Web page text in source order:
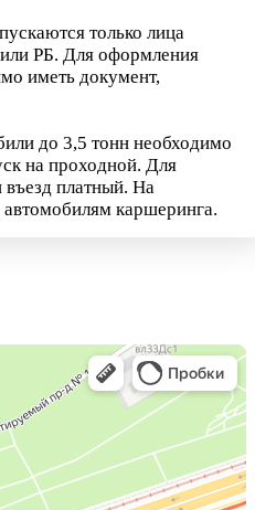
только лица
РБ. Для оформления
иметь документ,
до 3,5 тонн необходимо
на проходной. Для
платный. На
каршеринга.